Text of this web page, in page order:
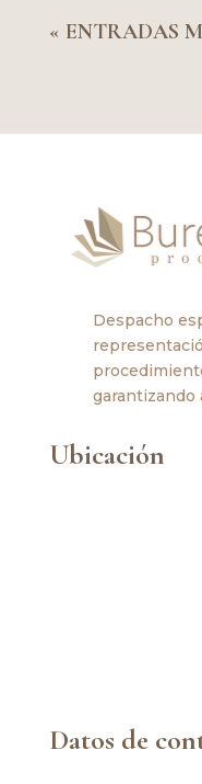
« ENTRADAS
Despacho
garantizando
Ubicación
Datos de